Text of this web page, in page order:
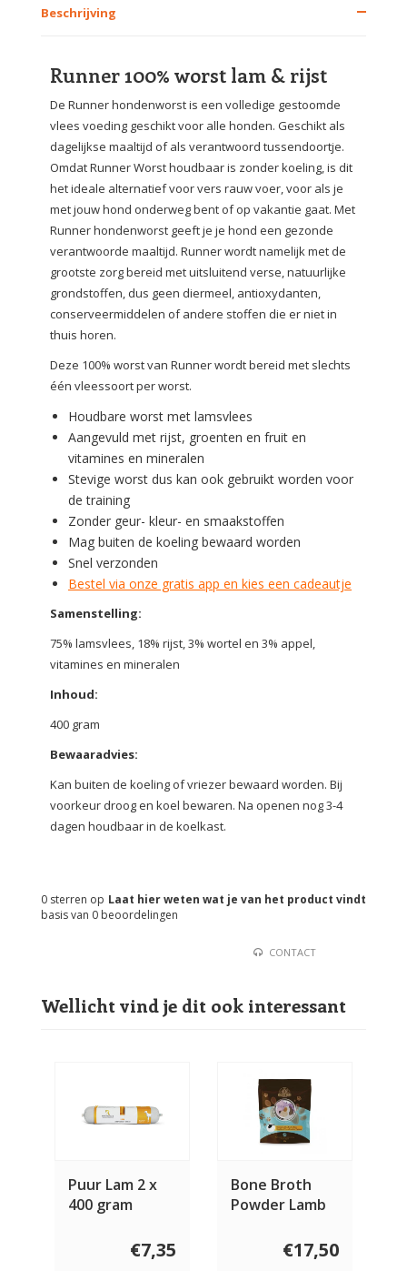
Beschrijving
Runner 100% worst lam & rijst
De Runner hondenworst is een volledige gestoomde
vlees voeding geschikt voor alle honden. Geschikt als
dagelijkse maaltijd of als verantwoord tussendoortje.
Omdat Runner Worst houdbaar is zonder koeling, is dit
het ideale alternatief voor vers rauw voer, voor als je
met jouw hond onderweg bent of op vakantie gaat. Met
Runner hondenworst geeft je je hond een gezonde
verantwoorde maaltijd. Runner wordt namelijk met de
grootste zorg bereid met uitsluitend verse, natuurlijke
grondstoffen, dus geen diermeel, antioxydanten,
conserveermiddelen of andere stoffen die er niet in
thuis horen.
Deze 100% worst van Runner wordt bereid met slechts
één vleessoort per worst.
Houdbare worst met lamsvlees
Aangevuld met rijst, groenten en fruit en
vitamines en mineralen
Stevige worst dus kan ook gebruikt worden voor
de training
Zonder geur- kleur- en smaakstoffen
Mag buiten de koeling bewaard worden
Snel verzonden
Bestel via onze gratis app en kies een cadeautje
Samenstelling:
75% lamsvlees, 18% rijst, 3% wortel en 3% appel,
vitamines en mineralen
Inhoud:
400 gram
Bewaaradvies:
Kan buiten de koeling of vriezer bewaard worden. Bij
voorkeur droog en koel bewaren. Na openen nog 3-4
dagen houdbaar in de koelkast.
Laat hier weten wat je van het product vindt
0 sterren op
basis van 0 beoordelingen
CONTACT
Wellicht vind je dit ook interessant
Puur Lam 2 x
400 gram
€7,35
Bone Broth
Powder Lamb
€17,50